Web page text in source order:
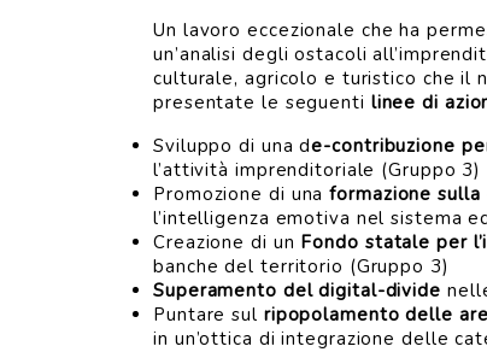
Un lavoro eccezionale che ha
un’analisi degli ostacoli
culturale, agricolo e turistico che il
presentate le seguenti linee di
Sviluppo di una de-contribuzione
l’attività imprenditoriale (Gruppo 3)
Promozione di unaformazione sulla
l’intelligenza emotiva nel sistema
Creazione di un Fondo statale per
banche del territorio (Gruppo 3)
Superamento del digital-divide
Puntare sul ripopolamento delle
in un’ottica di integrazione delle